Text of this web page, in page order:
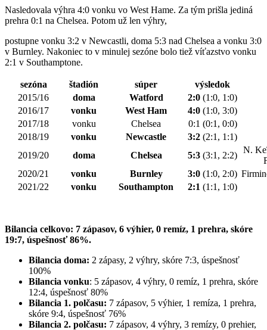
Nasledovala výhra 4:0 vonku vo West Hame. Za tým prišla jediná
prehra 0:1 na Chelsea. Potom už len výhry,
postupne vonku 3:2 v Newcastli, doma 5:3 nad Chelsea a vonku 3:0
v Burnley. Nakoniec to v minulej sezóne bolo tiež víťazstvo vonku
2:1 v Southamptone.
sezóna štadión súper
výsledok
2015/16
doma Watford 2:0 (1:0, 1:0)
2016/17
vonku West Ham 4:0 (1:0, 3:0)
2017/18
vonku Chelsea
0:1 (0:1, 0:0)
2018/19
vonku Newcastle 3:2 (2:1, 1:1)
2019/20
doma Chelsea 5:3 (3:1, 2:2)
N.
2020/21
vonku Burnley 3:0 (1:0, 2:0)
2021/22
vonku Southampton 2:1 (1:1, 1:0)
Bilancia celkovo: 7 zápasov, 6 výhier, 0 remíz, 1 prehra, skóre
19:7, úspešnosť 86%.
Bilancia doma: 2 zápasy, 2 výhry, skóre 7:3, úspešnosť
100%
Bilancia vonku: 5 zápasov, 4 výhry, 0 remíz, 1 prehra, skóre
12:4, úspešnosť 80%
Bilancia 1. polčasu: 7 zápasov, 5 výhier, 1 remíza, 1 prehra,
skóre 9:4, úspešnosť 76%
Bilancia 2. polčasu: 7 zápasov, 4 výhry, 3 remízy, 0 prehier,